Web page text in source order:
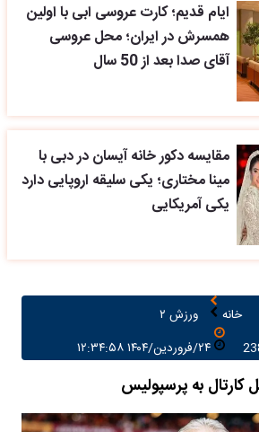
ایام قدیم؛ کارت عروسی ابی با اولین
همسرش در ایران؛ محل عروسی
آقای صدا بعد از 50 سال
مقایسه دکور خانه آیسان در دبی با
مینا مختاری؛ یکی سلیقه اروپایی دارد
یکی آمریکایی
خانه
ورزش ۲
به پرسپولیس